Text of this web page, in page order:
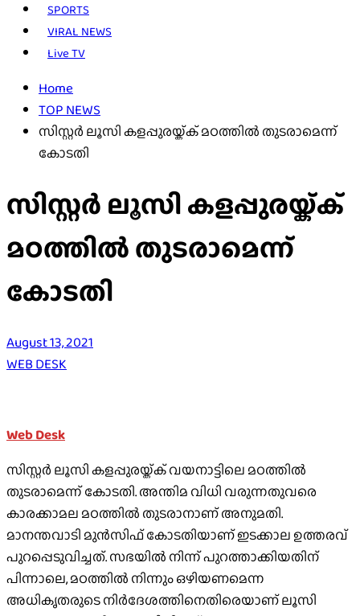
SPORTS
VIRAL NEWS
Live TV
Home
TOP NEWS
സിസ്റ്റര്‍ ലൂസി കളപ്പുരയ്ക്ക് മഠത്തില്‍ തുടരാമെന്ന്
കോടതി
സിസ്റ്റര്‍ ലൂസി കളപ്പുരയ്ക്ക്
മഠത്തില്‍ തുടരാമെന്ന്
കോടതി
August 13, 2021
WEB DESK
Web Desk
സിസ്റ്റര്‍ ലൂസി കളപ്പുരയ്ക്ക് വയനാട്ടിലെ മഠത്തില്‍
തുടരാമെന്ന് കോടതി. അന്തിമ വിധി വരുന്നതുവരെ
കാരക്കാമല മഠത്തില്‍ തുടരാനാണ് അനുമതി.
മാനന്തവാടി മുന്‍സിഫ് കോടതിയാണ് ഇടക്കാല ഉത്തരവ്
പുറപ്പെടുവിച്ചത്. സഭയില്‍ നിന്ന് പുറത്താക്കിയതിന്
പിന്നാലെ, മഠത്തില്‍ നിന്നും ഒഴിയണമെന്ന
അധികൃതരുടെ നിര്‍ദേശത്തിനെതിരെയാണ് ലൂസി